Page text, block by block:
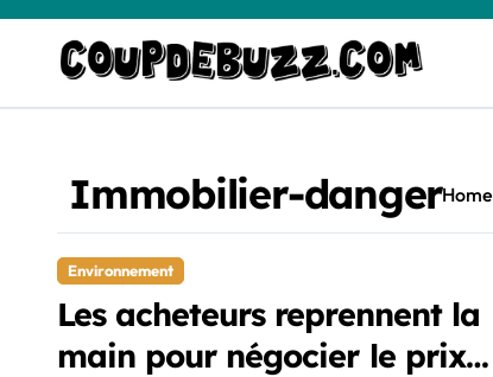
content
Immobilier-dangerHome
Environnement
Les acheteurs reprennent la
main pour négocier le prix